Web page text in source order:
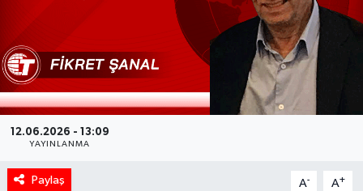
12.06.2026 - 13:09
YAYINLANMA
Paylaş A- A+